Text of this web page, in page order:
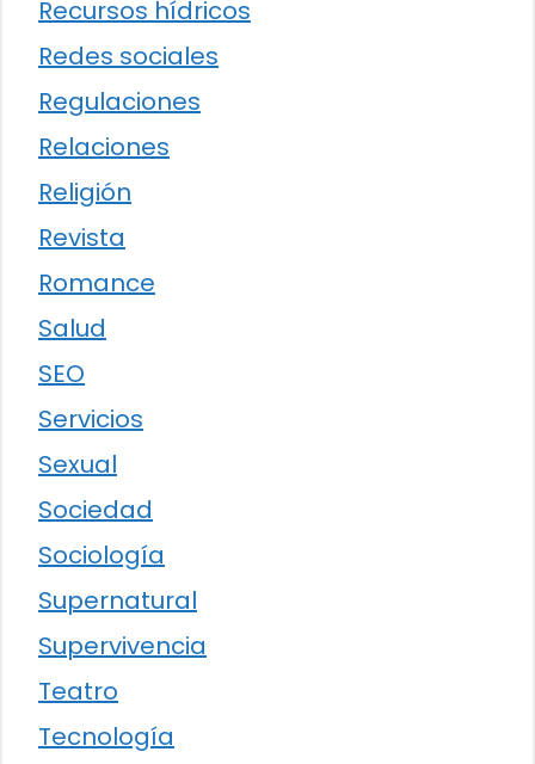
Recursos hídricos
Redes sociales
Regulaciones
Relaciones
Religión
Revista
Romance
Salud
SEO
Servicios
Sexual
Sociedad
Sociología
Supernatural
Supervivencia
Teatro
Tecnología